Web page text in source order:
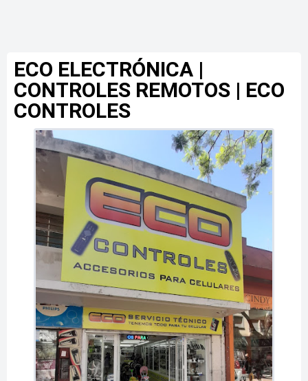
ECO ELECTRÓNICA |
CONTROLES REMOTOS | ECO
CONTROLES